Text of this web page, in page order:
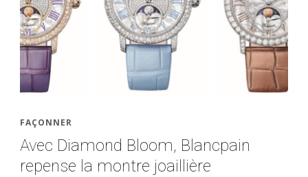
FAÇONNER
Avec Diamond Bloom, Blancpain
repense la montre joaillière